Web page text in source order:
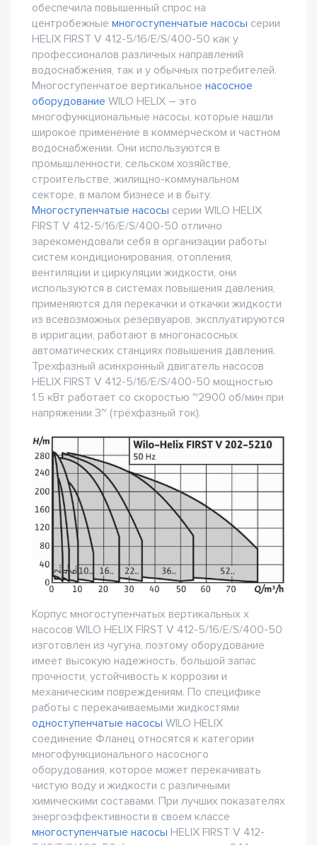
обеспечила повышенный спрос на
центробежные многоступенчатые насосы серии
HELIX FIRST V 412-5/16/E/S/400-50 как у
профессионалов различных направлений
водоснабжения, так и у обычных потребителей.
Многоступенчатое вертикальное насосное
оборудование WILO HELIX – это
многофункциональные насосы, которые нашли
широкое применение в коммерческом и частном
водоснабжении. Они используются в
промышленности, сельском хозяйстве,
строительстве, жилищно-коммунальном
секторе, в малом бизнесе и в быту.
Многоступенчатые насосы серии WILO HELIX
FIRST V 412-5/16/E/S/400-50 отлично
зарекомендовали себя в организации работы
систем кондиционирования, отопления,
вентиляции и циркуляции жидкости, они
используются в системах повышения давления,
применяются для перекачки и откачки жидкости
из всевозможных резервуаров, эксплуатируются
в ирригации, работают в многонасосных
автоматических станциях повышения давления.
Трехфазный асинхронный двигатель насосов
HELIX FIRST V 412-5/16/E/S/400-50 мощностью
1.5 кВт работает со скоростью ~2900 об/мин при
напряжении 3~ (трёхфазный ток).
Корпус многоступенчатых вертикальных х
насосов WILO HELIX FIRST V 412-5/16/E/S/400-50
изготовлен из чугуна, поэтому оборудование
имеет высокую надежность, большой запас
прочности, устойчивость к коррозии и
механическим повреждениям. По специфике
работы с перекачиваемыми жидкостями
одноступенчатые насосы WILO HELIX
соединение Фланец относятся к категории
многофункционального насосного
оборудования, которое может перекачивать
чистую воду и жидкости с различными
химическими составами. При лучших показателях
энергоэффективности в своем классе
многоступенчатые насосы HELIX FIRST V 412-